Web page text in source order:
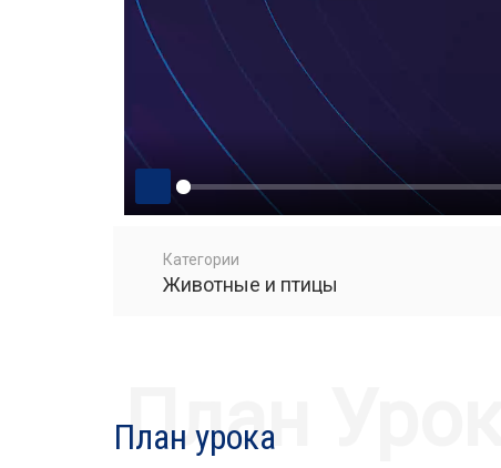
PLAY
Категории
Животные и птицы
План урока
План Урока